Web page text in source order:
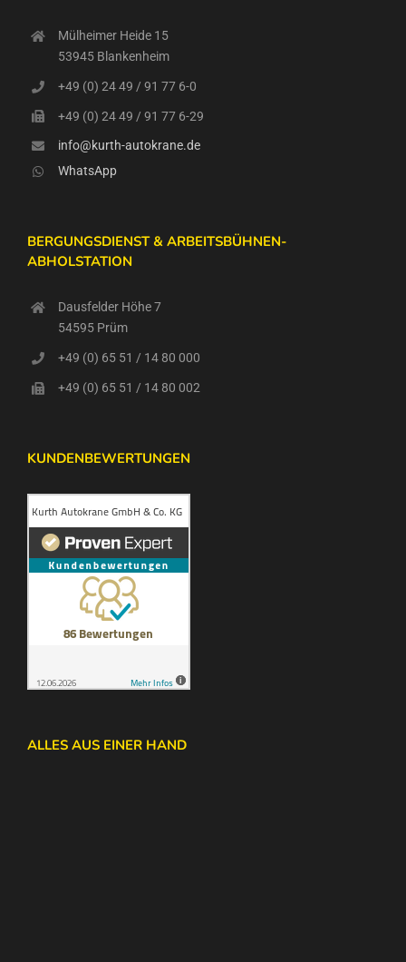
Mülheimer Heide 15
53945 Blankenheim
+49 (0) 24 49 / 91 77 6-0
+49 (0) 24 49 / 91 77 6-29
info@kurth-autokrane.de
WhatsApp
BERGUNGSDIENST & ARBEITSBÜHNEN-
ABHOLSTATION
Dausfelder Höhe 7
54595 Prüm
+49 (0) 65 51 / 14 80 000
+49 (0) 65 51 / 14 80 002
KUNDENBEWERTUNGEN
ALLES AUS EINER HAND